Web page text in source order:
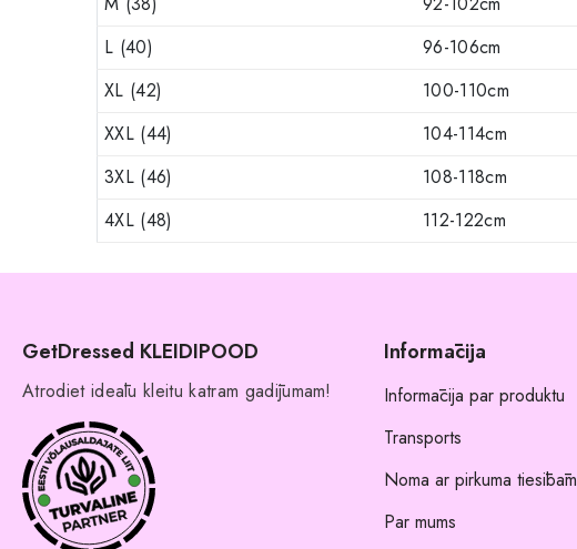
L (40)
96-106cm
XL (42)
100-110cm
XXL (44)
104-114cm
3XL (46)
108-118cm
4XL (48)
112-122cm
GetDressed KLEIDIPOOD
Atrodiet ideālu kleitu katram gadījumam!
Informācija
Informācija par produktu
Transports
Noma ar pirkuma tiesībām
Par mums